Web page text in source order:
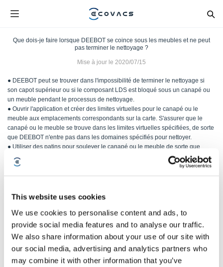
This website uses cookies
We use cookies to personalise content and ads, to
provide social media features and to analyse our traffic.
We also share information about your use of our site with
our social media, advertising and analytics partners who
may combine it with other information that you’ve
Que dois-je faire lorsque DEEBOT se coince sous les meubles et ne peut
pas terminer le nettoyage ?
Mise à jour le 2020/07/15
● DEEBOT peut se trouver dans l'impossibilité de terminer le nettoyage si
son capot supérieur ou si le composant LDS est bloqué sous un canapé ou
un meuble pendant le processus de nettoyage.
● Ouvrir l'application et créer des limites virtuelles pour le canapé ou le
meuble aux emplacements correspondants sur la carte. S'assurer que le
canapé ou le meuble se trouve dans les limites virtuelles spécifiées, de sorte
que DEEBOT n'entre pas dans les domaines spécifiés pour nettoyer.
● Utiliser des patins pour soulever le canapé ou le meuble de sorte que
DEEBOT puisse passer sans à-coups pendant le nettoyage.
NON